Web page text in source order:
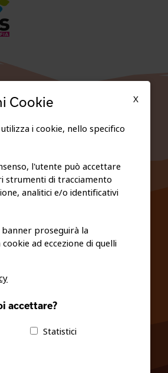
TRASPARENTE
COOKIE POLICY
|fiso@pec-mail.eu
X
Cookie
i cookie, nello specifico
l'utente può accettare
strumenti di tracciamento
analitici e/o identificativi
proseguirà la
ad eccezione di quelli
accettare?
Statistici